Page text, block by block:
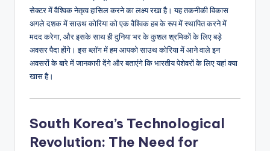
सेक्टर में वैश्विक नेतृत्व हासिल करने का लक्ष्य रखा है। यह तकनीकी विकास
अगले दशक में साउथ कोरिया को एक वैश्विक हब के रूप में स्थापित करने में
मदद करेगा, और इसके साथ ही दुनिया भर के कुशल श्रमिकों के लिए बड़े
अवसर पैदा होंगे। इस ब्लॉग में हम आपको साउथ कोरिया में आने वाले इन
अवसरों के बारे में जानकारी देंगे और बताएंगे कि भारतीय पेशेवरों के लिए यहां क्या
खास है।
South Korea’s Technological
Revolution: The Need for